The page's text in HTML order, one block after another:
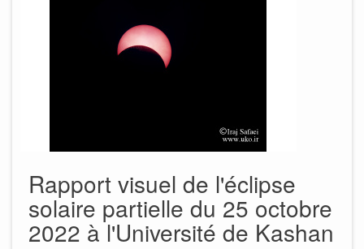
Rapport visuel de l'éclipse
solaire partielle du 25 octobre
2022 à l'Université de Kashan